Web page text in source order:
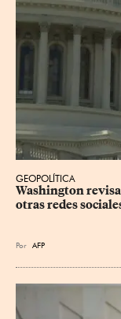
GEOPOLÍTICA
Washington
otras redes
Por AFP